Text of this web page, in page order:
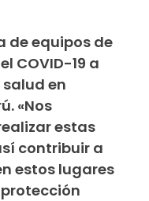
de equipos de
COVID-19 a
en
«Nos
estas
contribuir a
estos lugares